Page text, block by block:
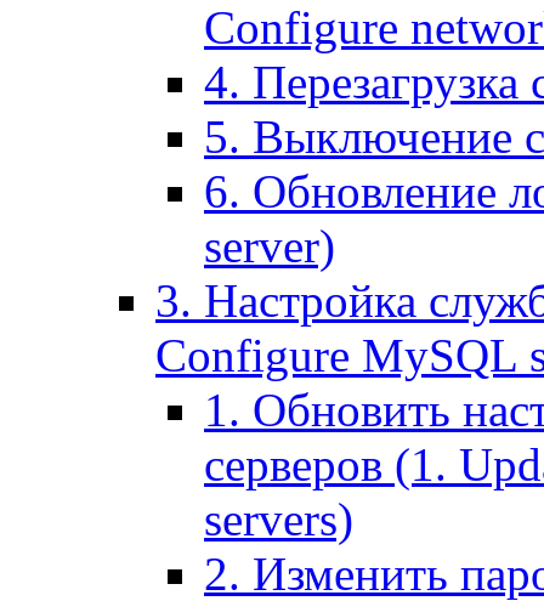
Configure
4. Перезагрузка
5. Выключение
6. Обновление
server)
3. Настройка
Configure MySQL
1. Обновить
серверов (1.
servers)
2. Изменить